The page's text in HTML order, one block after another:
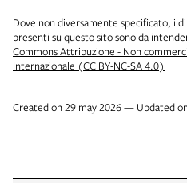
Dove non diversamente specificato, i
presenti su questo sito sono da
Commons Attribuzione - Non
Internazionale (CC BY-NC-SA 4.0)
Created on 29 may 2026 — Updated